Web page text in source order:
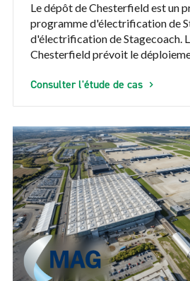
Le dépôt de Chesterfield est un
programme d'électrification de
d'électrification de Stagecoach.
Chesterfield prévoit le
des deux tiers de la flotte diesel
d'électrification plus large
électriques sur quatre sites :
Leamington, Nuneaton et
VEV.
Consulter l'étude de cas